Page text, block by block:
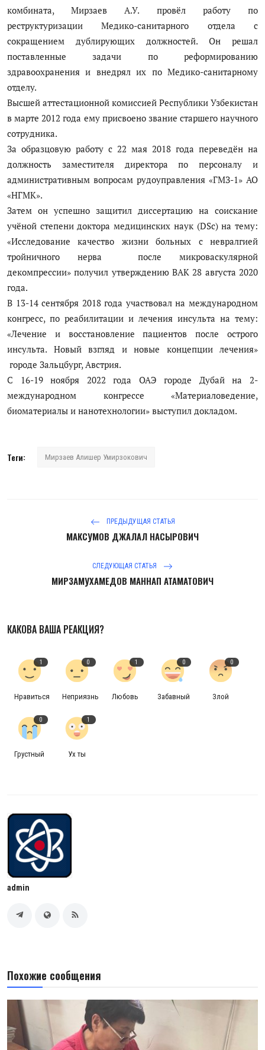
комбината, Мирзаев А.У. провёл работу по
реструктуризации Медико-санитарного отдела с
сокращением дублирующих должностей. Он решал
поставленные задачи по реформированию
здравоохранения и внедрял их по Медико-санитарному
отделу.
Высшей аттестационной комиссией Республики Узбекистан
в марте 2012 года ему присвоено звание старшего научного
сотрудника.
За образцовую работу с 22 мая 2018 года переведён на
должность заместителя директора по персоналу и
административным вопросам рудоуправления «ГМЗ-1» АО
«НГМК».
Затем он успешно защитил диссертацию на соискание
учёной степени доктора медицинских наук (DSc) на тему:
«Исследование качество жизни больных с невралгией
тройничного нерва после микроваскулярной
декомпрессии» получил утверждению ВАК 28 августа 2020
года.
В 13-14 сентября 2018 года участвовал на международном
конгресс, по реабилитации и лечения инсульта на тему:
«Лечение и восстановление пациентов после острого
инсульта. Новый взгляд и новые концепции лечения»
городе Зальцбург, Австрия.
С 16-19 ноября 2022 года ОАЭ городе Дубай на 2-
международном конгрессе «Материаловедение,
биоматериалы и нанотехнологии» выступил докладом.
Теги: Мирзаев Алишер Умирзокович
ПРЕДЫДУЩАЯ СТАТЬЯ
МАКСУМОВ ДЖАЛАЛ НАСЫРОВИЧ
СЛЕДУЮЩАЯ СТАТЬЯ
МИРЗАМУХАМЕДОВ МАННАП АТАМАТОВИЧ
КАКОВА ВАША РЕАКЦИЯ?
1
Нравиться
0
Неприязнь
1
Любовь
0
Забавный
0
Злой
0
Грустный
1
Ух ты
admin
Похожие сообщения